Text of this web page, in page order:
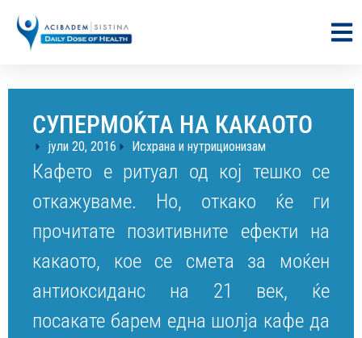
СУПЕРМОЌТА НА КАКАОТО
јули 20, 2016 Исхрана и нутриционизам
Кафето е ритуал од кој тешко се
откажуваме. Но, откако ќе ги
прочитате позитивните ефекти на
какаото, кое се смета за моќен
антиоксиданс на 21 век, ќе
посакате барем една шолја кафе да